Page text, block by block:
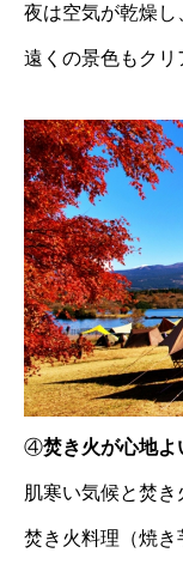
夜は空気が乾燥し
遠くの景色もクリ
④焚き火が心地よ
肌寒い気候と焚き
焚き火料理（焼き